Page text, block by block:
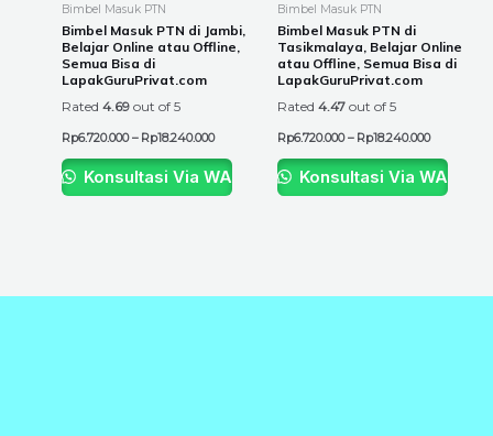
Bimbel Masuk PTN
Bimbel Masuk PTN di Jambi,
Belajar Online atau Offline,
Semua Bisa di
LapakGuruPrivat.com
Rated 4.69 out of 5
Rp6.720.000 – Rp18.240.000
chosen
on
Konsultasi Via WA
Bimbel Masuk PTN
Bimbel Masuk PTN di
Tasikmalaya, Belajar Online
atau Offline, Semua Bisa di
LapakGuruPrivat.com
Rated 4.47 out of 5
Rp6.720.000 – Rp18.240.000
on
Konsultasi Via WA